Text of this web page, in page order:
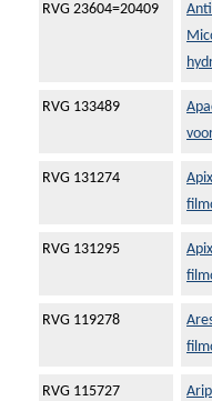
RVG 23604=20409
RVG 133489
RVG 131274
RVG 131295
RVG 119278
RVG 115727